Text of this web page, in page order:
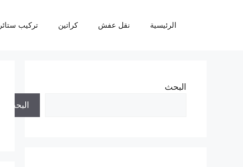
الرئيسية نقل عفش كراتين تركيب ستائر
البحث
البحث